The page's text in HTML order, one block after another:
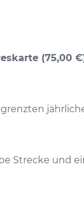
(75,00
Strecke und